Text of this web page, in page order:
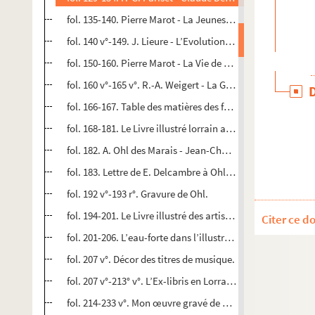
fol. 135-140. Pierre Marot - La Jeunesse de Jacques Callot
fol. 140 v°-149. J. Lieure - L’Evolution de la technique de
fol. 150-160. Pierre Marot - La Vie de Callot à Nancy 1621-
fol. 160 v°-165 v°. R.-A. Weigert - La Gloire de Callot.
fol. 166-167. Table des matières des fol. 1-165.
fol. 168-181. Le Livre illustré lorrain au XVII
fol. 182. A. Ohl des Marais - Jean-Charles François,
fol. 183. Lettre de E. Delcambre à Ohl des Marais.
fol. 192 v°-193 r°. Gravure de Ohl.
fol. 194-201. Le Livre illustré des artistes lorrains au XIX
fol. 201-206. L’eau-forte dans l’illustration du livre.
fol. 207 v°. Décor des titres de musique.
fol. 207 v°-213° v°. L’Ex-libris en Lorraine.
fol. 214-233 v°. Mon œuvre gravé de 1895-1947.
Citer ce